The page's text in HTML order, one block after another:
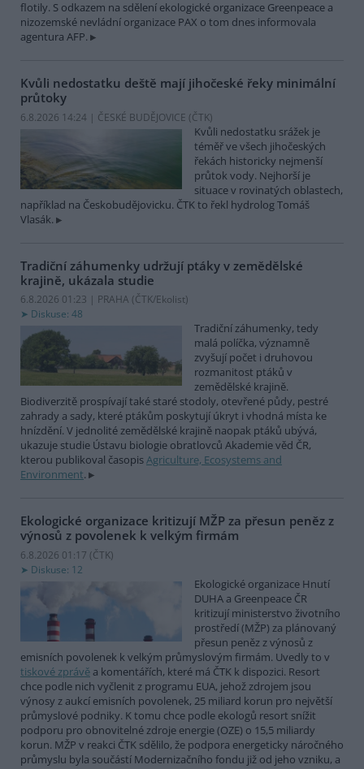
flotily. S odkazem na sdělení ekologické organizace Greenpeace a
nizozemské nevládní organizace PAX o tom dnes informovala
agentura AFP.
Kvůli nedostatku deště mají jihočeské řeky minimální
průtoky
6.8.2026 14:24 | ČESKÉ BUDĚJOVICE (ČTK)
Kvůli nedostatku srážek je
téměř ve všech jihočeských
řekách historicky nejmenší
průtok vody. Nejhorší je
situace v rovinatých oblastech,
například na Českobudějovicku. ČTK to řekl hydrolog Tomáš
Vlasák.
Tradiční záhumenky udržují ptáky v zemědělské
krajině, ukázala studie
6.8.2026 01:23 | PRAHA (ČTK/Ekolist)
Diskuse: 48
Tradiční záhumenky, tedy
malá políčka, významně
zvyšují počet i druhovou
rozmanitost ptáků v
zemědělské krajině.
Biodiverzitě prospívají také staré stodoly, otevřené půdy, pestré
zahrady a sady, které ptákům poskytují úkryt i vhodná místa ke
hnízdění. V jednolité zemědělské krajině naopak ptáků ubývá,
ukazuje studie Ústavu biologie obratlovců Akademie věd ČR,
kterou publikoval časopisAgriculture, Ecosystems and
Environment.
Ekologické organizace kritizují MŽP za přesun peněz z
výnosů z povolenek k velkým firmám
6.8.2026 01:17 (ČTK)
Diskuse: 12
Ekologické organizace Hnutí
DUHA a Greenpeace ČR
kritizují ministerstvo životního
prostředí (MŽP) za plánovaný
přesun peněz z výnosů z
emisních povolenek k velkým průmyslovým firmám. Uvedly to v
tiskové zprávě a komentářích, které má ČTK k dispozici. Resort
chce podle nich vyčlenit z programu EUA, jehož zdrojem jsou
výnosy z aukcí emisních povolenek, 25 miliard korun pro největší
průmyslové podniky. K tomu chce podle ekologů resort snížit
podporu pro obnovitelné zdroje energie (OZE) o 15,5 miliardy
korun. MŽP v reakci ČTK sdělilo, že podpora energeticky náročného
průmyslu byla součástí Modernizačního fondu již od jeho vzniku, a